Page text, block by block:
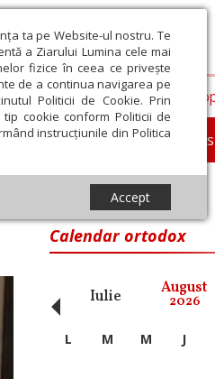
ta pe Website-ul nostru. Te
a Ziarului Lumina cele mai
fizice în ceea ce privește
de a continua navigarea pe
Politicii de Cookie. Prin
cookie conform Politicii de
instrucțiunile din Politica
Accept
In memoriam
Opinii
Calendar ortodox
Iulie August
2026
‹ L M M J